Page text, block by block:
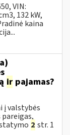
VIN:
132 kW,
kaina
ir pajamas?
į valstybės
2 str. 1